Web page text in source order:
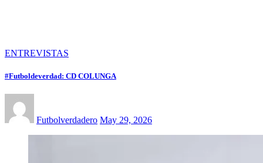
ENTREVISTAS
#Futboldeverdad: CD COLUNGA
Futbolverdadero May 29, 2026